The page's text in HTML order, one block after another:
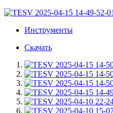
Инструменты
Скачать